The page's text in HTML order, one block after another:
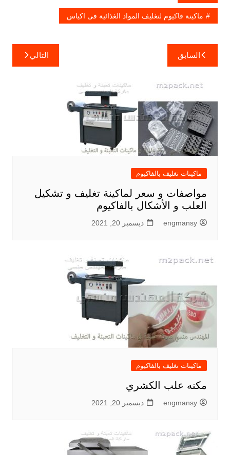
ماكينة فاكيوم لتغليف المواد الغذائية فى اكياس
تصفّح
المقالات
السابق التالي
ماكينات تغليف بالفاكيوم
مواصفات و سعر لماكينة تغليف و تشكيل
العلب و الأشكال بالفاكيوم
engmansy ديسمبر 20, 2021
ماكينات تغليف بالفاكيوم
مكنه علب الكشري
engmansy ديسمبر 20, 2021